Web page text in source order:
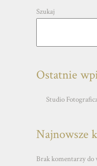
Szukaj
Ostatnie
Studio
Najnowsze
Brak komentarzy do